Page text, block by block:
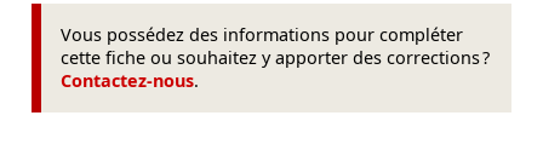
Vous possédez des informations pour compléter
cette fiche ou souhaitez y apporter des corrections ?
Contactez-nous.